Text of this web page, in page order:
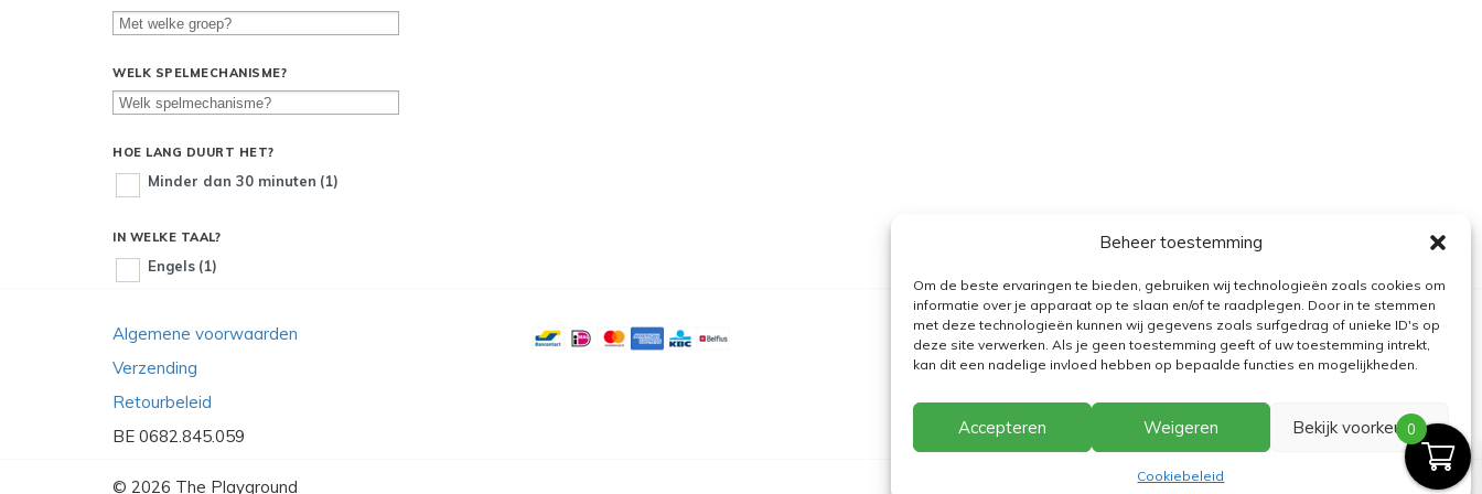
Beheer toestemming
Om de beste ervaringen te bieden, gebruiken wij technologieën zoals cookies om
informatie over je apparaat op te slaan en/of te raadplegen. Door in te stemmen
met deze technologieën kunnen wij gegevens zoals surfgedrag of unieke ID's op
deze site verwerken. Als je geen toestemming geeft of uw toestemming intrekt,
kan dit een nadelige invloed hebben op bepaalde functies en mogelijkheden.
Accepteren Weigeren Bekijk voorkeuren
Cookiebeleid
WELK SPELMECHANISME?
HOE LANG DUURT HET?
Minder dan 30 minuten (1)
IN WELKE TAAL?
Engels (1)
Algemene voorwaarden
Verzending
Retourbeleid
BE 0682.845.059
© 2026 The Playground
0